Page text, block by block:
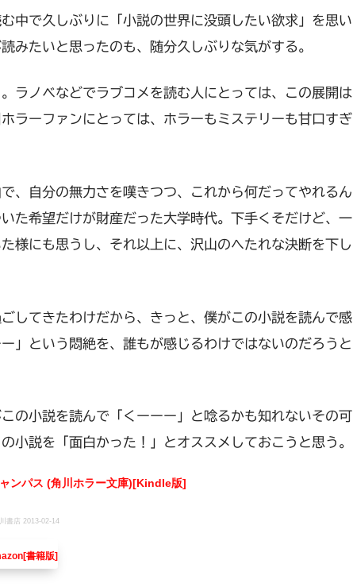
中で久しぶりに「小説の世界に没頭したい欲求」を思い
みたいと思ったのも、随分久しぶりな気がする。
ラノベなどでラブコメを読む人にとっては、この展開は
ラーファンにとっては、ホラーもミステリーも甘口すぎ
、自分の無力さを嘆きつつ、これから何だってやれるん
た希望だけが財産だった大学時代。下手くそだけど、一
様にも思うし、それ以上に、沢山のへたれな決断を下し
してきたわけだから、きっと、僕がこの小説を読んで感
」という悶絶を、誰もが感じるわけではないのだろうと
の小説を読んで「くーーー」と唸るかも知れないその可
小説を「面白かった！」とオススメしておこうと思う。
ンパス (角川ホラー文庫)[Kindle版]
書店 2013-02-14
書籍版]